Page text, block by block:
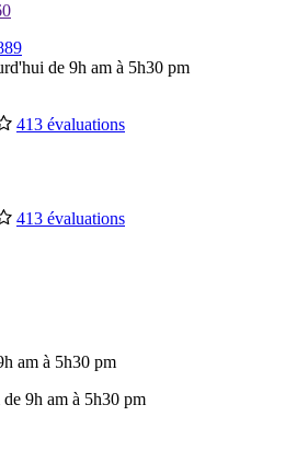
de 9h am à 5h30 pm
413 évaluations
413 évaluations
am à 5h30 pm
9h am à 5h30 pm